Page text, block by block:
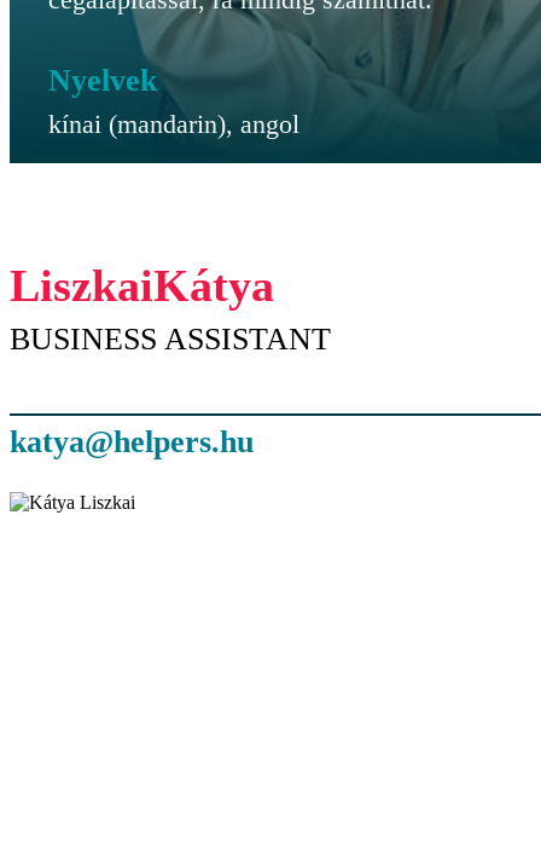
Nyelvek
kínai (mandarin), angol
Kátya
Liszkai
BUSINESS ASSISTANT
katya@helpers.hu